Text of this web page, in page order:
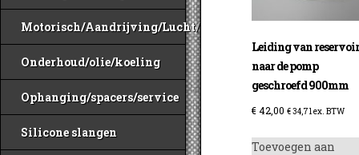
Motorisch/Aandrijving/Lucht/Benzine
Onderhoud/olie/koeling
Ophanging/spacers/service
Silicone slangen
Leiding van
naar de pomp
geschroefd 900mm
€42,00 €34,71ex. BTW
Toevoegen aan